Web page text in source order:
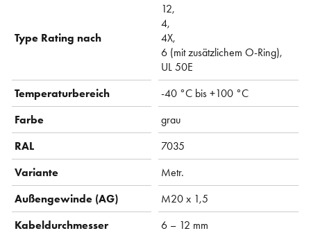
Type Rating nach
12,
4,
4X,
6 (mit zusätzlichem O-Ring),
UL 50E
Temperaturbereich
-40 °C bis +100 °C
Farbe
grau
RAL
7035
Variante
Metr.
Außengewinde (AG)
M20 x 1,5
Kabeldurchmesser
6 – 12 mm